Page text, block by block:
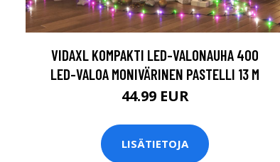
VIDAXL KOMPAKTI LED-VALONAUHA 400
LED-VALOA MONIVÄRINEN PASTELLI 13 M
44.99 EUR
LISÄTIETOJA